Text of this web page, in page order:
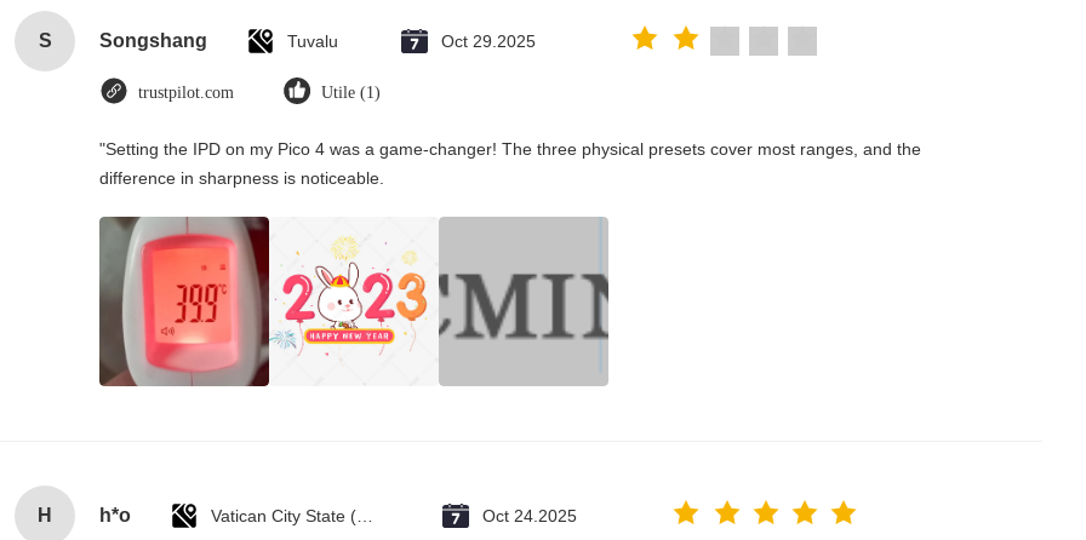
S Songshang Tuvalu Oct 29.2025
trustpilot.com Utile (1)
"Setting the IPD on my Pico 4 was a game-changer! The three physical presets cover most ranges, and the
difference in sharpness is noticeable.
H h*o Oct 24.2025